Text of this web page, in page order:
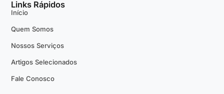
Links Rápidos
Início
Quem Somos
Nossos Serviços
Artigos Selecionados
Fale Conosco